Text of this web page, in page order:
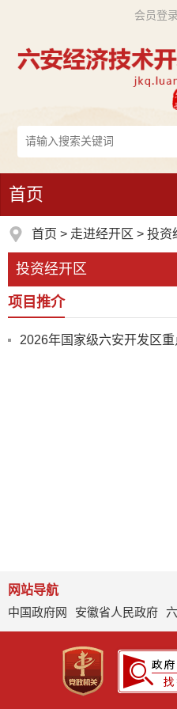
会员登
首页
首页 > 走进经开区 > 投资
投资经开区
项目推介
2026年国家级六安开发区
网站导航
中国政府网
安徽省人民政府